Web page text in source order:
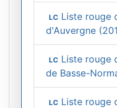
LC Liste rouge
d'Auvergne
LC Liste rouge
de Basse-
LC Liste rouge